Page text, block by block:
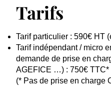
Tarifs
Tarif particulier : 590€ HT
Tarif indépendant / micro
demande de prise en
AGEFICE …) : 750€ TTC*
(* Pas de prise en charge